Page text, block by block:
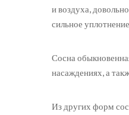
и воздуха,
сильное
Сосна
насаждениях, а
Из других форм